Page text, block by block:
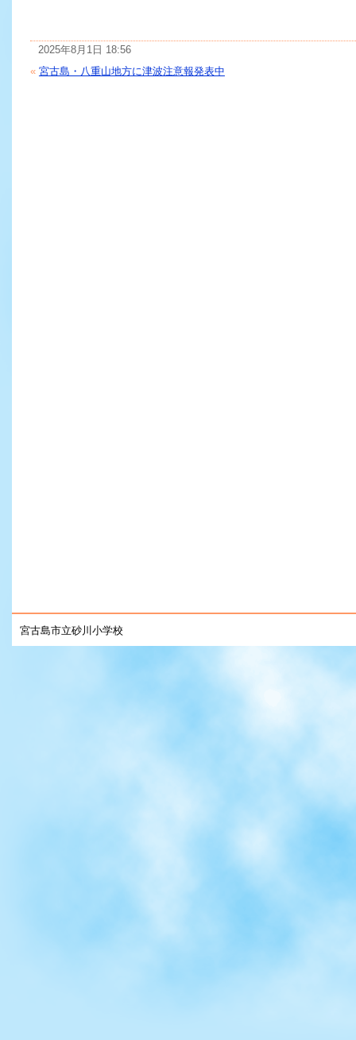
2025年8月1日 18:56
« 宮古島・八重山地方に津波注意報発表中
宮古島市立砂川小学校